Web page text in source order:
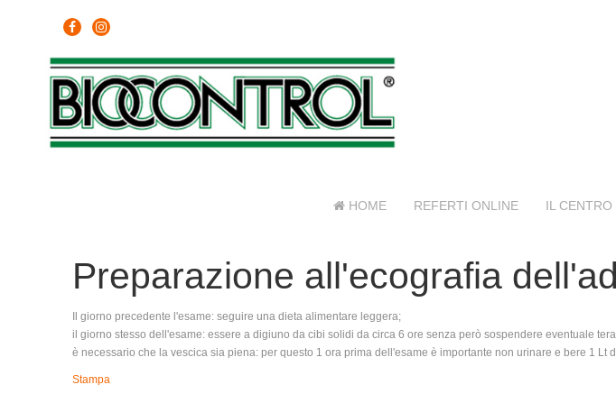
HOME REFERTI ONLINE IL CENTRO
Preparazione all'ecografia
Il giorno precedente l'esame: seguire una dieta alimentare leggera;
il giorno stesso dell'esame: essere a digiuno da cibi solidi da circa 6 ore senza però sospendere eventuale
è necessario che la vescica sia piena: per questo 1 ora prima dell'esame è importante non urinare e bere 1 Lt
Stampa